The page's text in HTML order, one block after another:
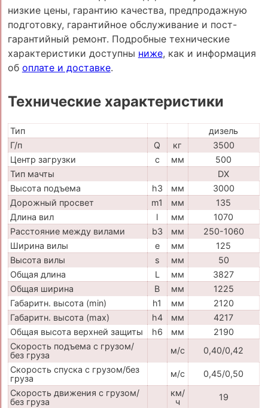
низкие цены, гарантию качества, предпродажную
подготовку, гарантийное обслуживание и пост-
гарантийный ремонт. Подробные технические
характеристики доступны ниже, как и информация
об оплате и доставке.
Технические характеристики
Тип
дизель
Г/п
Q кг
3500
Центр загрузки
c мм
500
Тип мачты
DX
Высота подъема
h3 мм
3000
Дорожный просвет
m1 мм
135
Длина вил
l мм
1070
Расстояние между вилами
b3 мм
250-1060
Ширина вилы
e мм
125
Высота вилы
s мм
50
Общая длина
L мм
3827
Общая ширина
B мм
1225
Габаритн. высота (min)
h1 мм
2120
Габаритн. высота (max)
h4 мм
4217
Общая высота верхней защиты
h6 мм
2190
Скорость подъема с грузом/
без груза
м/с
0,40/0,42
Скорость спуска с грузом/без
груза
м/с
0,45/0,50
Скорость движения с грузом/
без груза
км/
ч
19